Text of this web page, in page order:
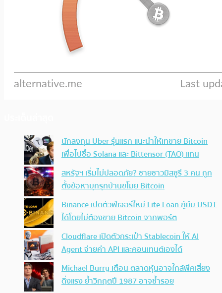
นักลงทุน Uber รุ่นแรก แนะนำให้เทขาย Bitcoin
เพื่อไปซื้อ Solana และ Bittensor (TAO) แทน
สหรัฐฯ เริ่มไม่ปลอดภัย? ชายชาวมิสซูรี 3 คน ถูก
ตั้งข้อหาบุกรุกบ้านขโมย Bitcoin
Binance เปิดตัวฟีเจอร์ใหม่ Lite Loan กู้ยืม USDT
ได้โดยไม่ต้องขาย Bitcoin จากพอร์ต
Cloudflare เปิดตัวกระเป๋า Stablecoin ให้ AI
Agent จ่ายค่า API และคอนเทนต์เองได้
Michael Burry เตือน ตลาดหุ้นอาจใกล้พีคเสี่ยง
ดิ่งแรง ย้ำวิกฤตปี 1987 อาจซ้ำรอย